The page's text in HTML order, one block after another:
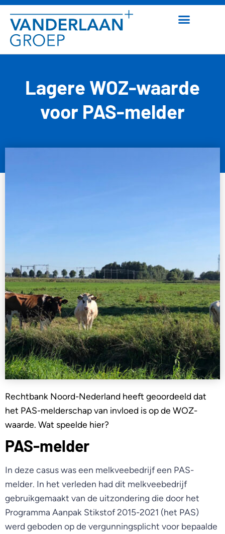
Lagere WOZ-waarde
voor PAS-melder
Rechtbank Noord-Nederland heeft geoordeeld dat
het PAS-melderschap van invloed is op de WOZ-
waarde. Wat speelde hier?
PAS-melder
In deze casus was een melkveebedrijf een PAS-
melder. In het verleden had dit melkveebedrijf
gebruikgemaakt van de uitzondering die door het
Programma Aanpak Stikstof 2015-2021 (het PAS)
werd geboden op de vergunningsplicht voor bepaalde